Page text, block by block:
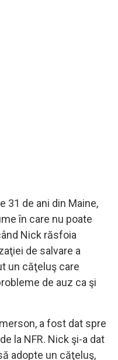
31 de ani din Maine,
în care nu poate
Nick răsfoia
de salvare a
un căţeluş care
de auz ca şi
a fost dat spre
la NFR. Nick şi-a dat
adopte un căţeluş,